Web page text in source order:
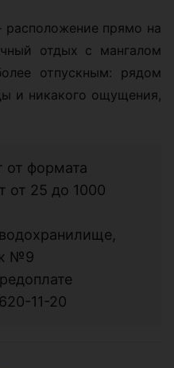
прямо на
отдых с мангалом
отпускным: рядом
и никакого ощущения,
от формата
от 25 до 1000
№9
11-20